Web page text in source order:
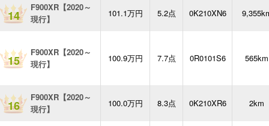
14
F900XR【2020～
現行】
101.1万円 5.2点 0K210XN6
15
F900XR【2020～
現行】
100.9万円 7.7点 0R0101S6 565km
16
F900XR【2020～
現行】
100.0万円 8.3点 0K210XR6 2km